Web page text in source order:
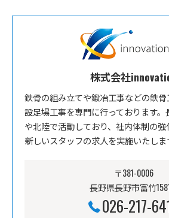
株式会社
鉄骨の組み立てや鍛冶工事などの鉄
設足場工事を専門に行っております
や北陸で活動しており、社内体制の
新しいスタッフの求人を実施いたしま
〒381-0006
長野県長野市富竹
026-217-